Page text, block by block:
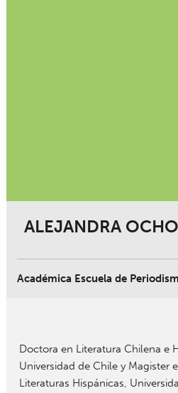
ALEJANDRA
Académica Escuela de
Doctora en Literatura Chilena e
Universidad de Chile y Magister
Literaturas Hispánicas,